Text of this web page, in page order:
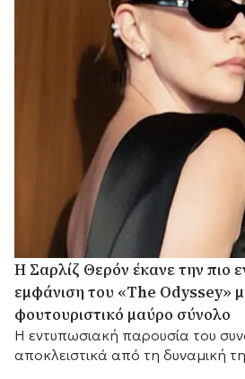
Η Σαρλίζ Θερόν έκανε την πιο
εμφάνιση του «The Odyssey»
φουτουριστικό μαύρο σύνολο
Η εντυπωσιακή παρουσία του
αποκλειστικά από τη δυναμική